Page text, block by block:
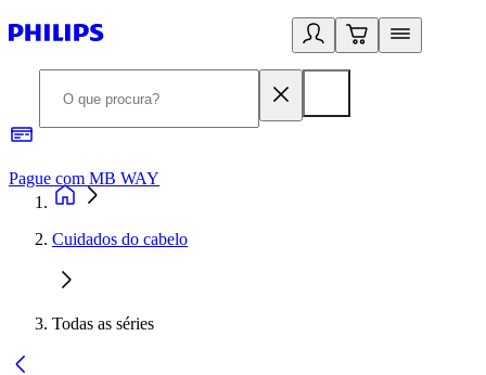
Pague com MB WAY
Cuidados do cabelo
Todas as séries